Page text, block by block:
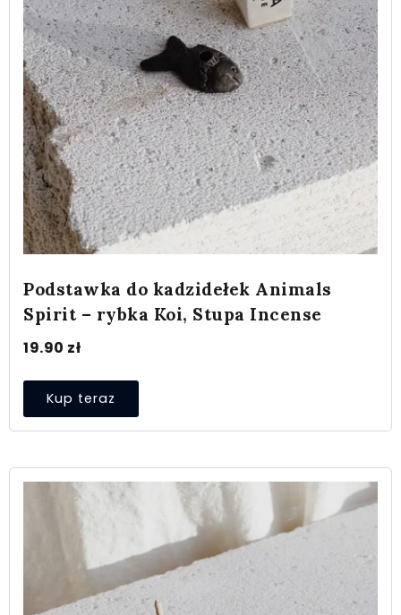
Podstawka do kadzidełek Animals
Spirit – rybka Koi, Stupa Incense
19.90 zł
Kup teraz